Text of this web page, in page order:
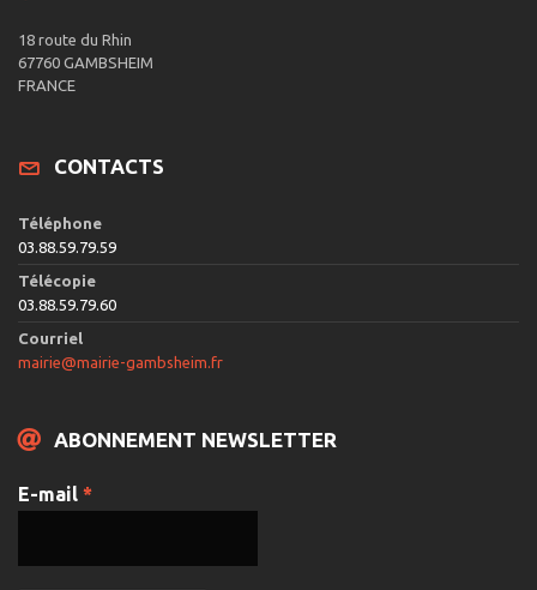
18 route du Rhin
67760 GAMBSHEIM
FRANCE
CONTACTS
Téléphone
03.88.59.79.59
Télécopie
03.88.59.79.60
Courriel
mairie@mairie-gambsheim.fr
ABONNEMENT NEWSLETTER
E-mail *